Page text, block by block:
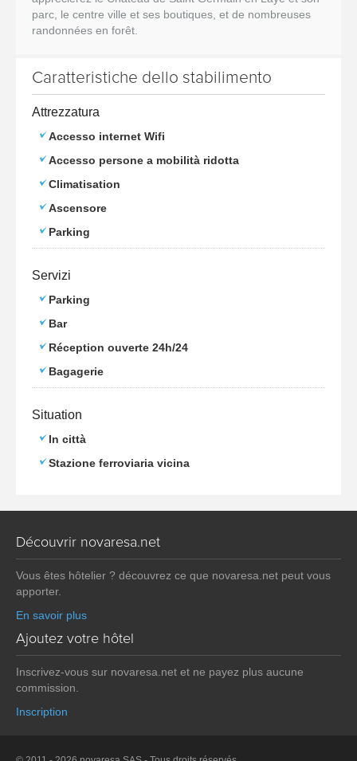
parc, le centre ville et ses boutiques, et de nombreuses
randonnées en forêt.
Caratteristiche dello stabilimento
Attrezzatura
Accesso internet Wifi
Accesso persone a mobilità ridotta
Climatisation
Ascensore
Parking
Servizi
Parking
Bar
Réception ouverte 24h/24
Bagagerie
Situation
In città
Stazione ferroviaria vicina
Découvrir novaresa.net
Vous êtes hôtelier ? découvrez ce que novaresa.net peut vous
apporter.
En savoir plus
Ajoutez votre hôtel
Inscrivez-vous sur novaresa.net et ne payez plus aucune
commission.
Inscription